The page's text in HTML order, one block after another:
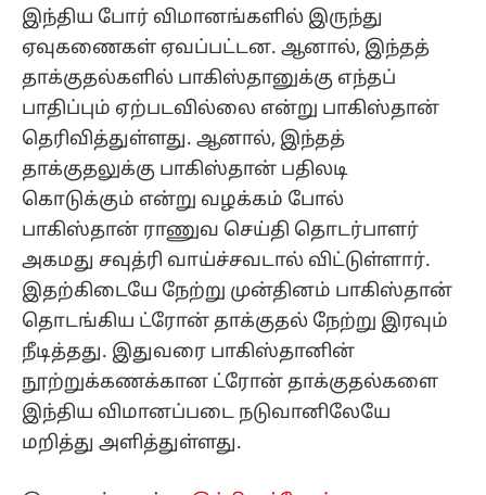
இந்திய போர் விமானங்களில் இருந்து
ஏவுகணைகள் ஏவப்பட்டன. ஆனால், இந்தத்
தாக்குதல்களில் பாகிஸ்தானுக்கு எந்தப்
பாதிப்பும் ஏற்படவில்லை என்று பாகிஸ்தான்
தெரிவித்துள்ளது. ஆனால், இந்தத்
தாக்குதலுக்கு பாகிஸ்தான் பதிலடி
கொடுக்கும் என்று வழக்கம் போல்
பாகிஸ்தான் ராணுவ செய்தி தொடர்பாளர்
அகமது சவுத்ரி வாய்ச்சவடால் விட்டுள்ளார்.
இதற்கிடையே நேற்று முன்தினம் பாகிஸ்தான்
தொடங்கிய ட்ரோன் தாக்குதல் நேற்று இரவும்
நீடித்தது. இதுவரை பாகிஸ்தானின்
நூற்றுக்கணக்கான ட்ரோன் தாக்குதல்களை
இந்திய விமானப்படை நடுவானிலேயே
மறித்து அளித்துள்ளது.